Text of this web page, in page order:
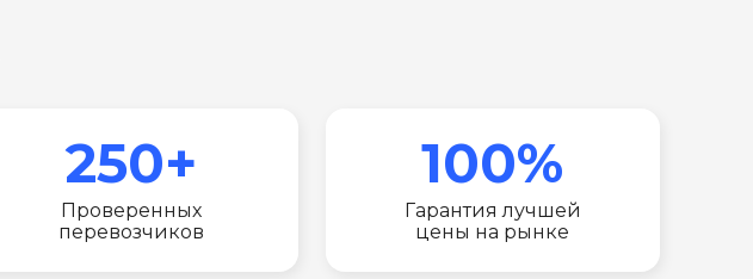
250+
Проверенных
перевозчиков
100%
Гарантия лучшей
цены на рынке